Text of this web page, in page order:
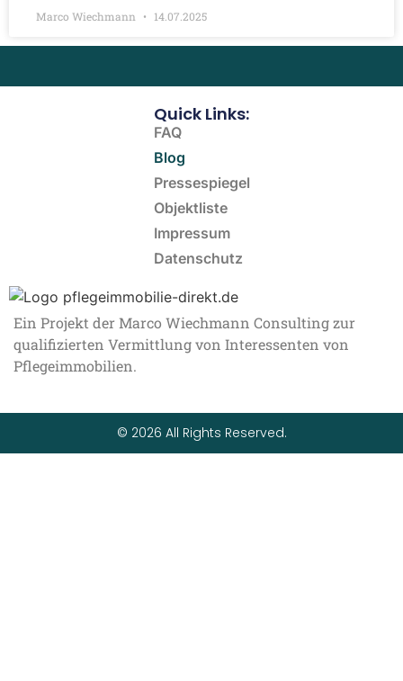
Marco Wiechmann 14.07.2025
Ein Projekt der Marco Wiechmann Consulting zur
qualifizierten Vermittlung von Interessenten von
Pflegeimmobilien.
Quick Links:
FAQ
Blog
Pressespiegel
Objektliste
Impressum
Datenschutz
© 2026 All Rights Reserved.